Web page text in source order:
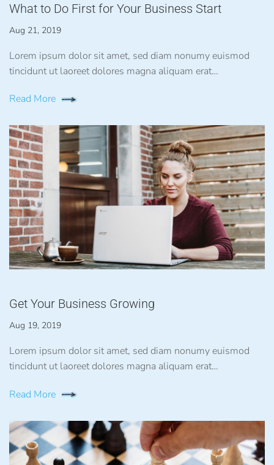
What to Do First for Your Business Start
Aug 21, 2019
Lorem ipsum dolor sit amet, sed diam nonumy euismod
tincidunt ut laoreet dolores magna aliquam erat…
Read More
Get Your Business Growing
Aug 19, 2019
Lorem ipsum dolor sit amet, sed diam nonumy euismod
tincidunt ut laoreet dolores magna aliquam erat…
Read More